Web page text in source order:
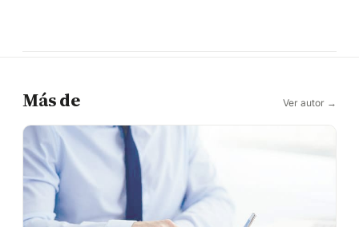
Más de Ver autor →